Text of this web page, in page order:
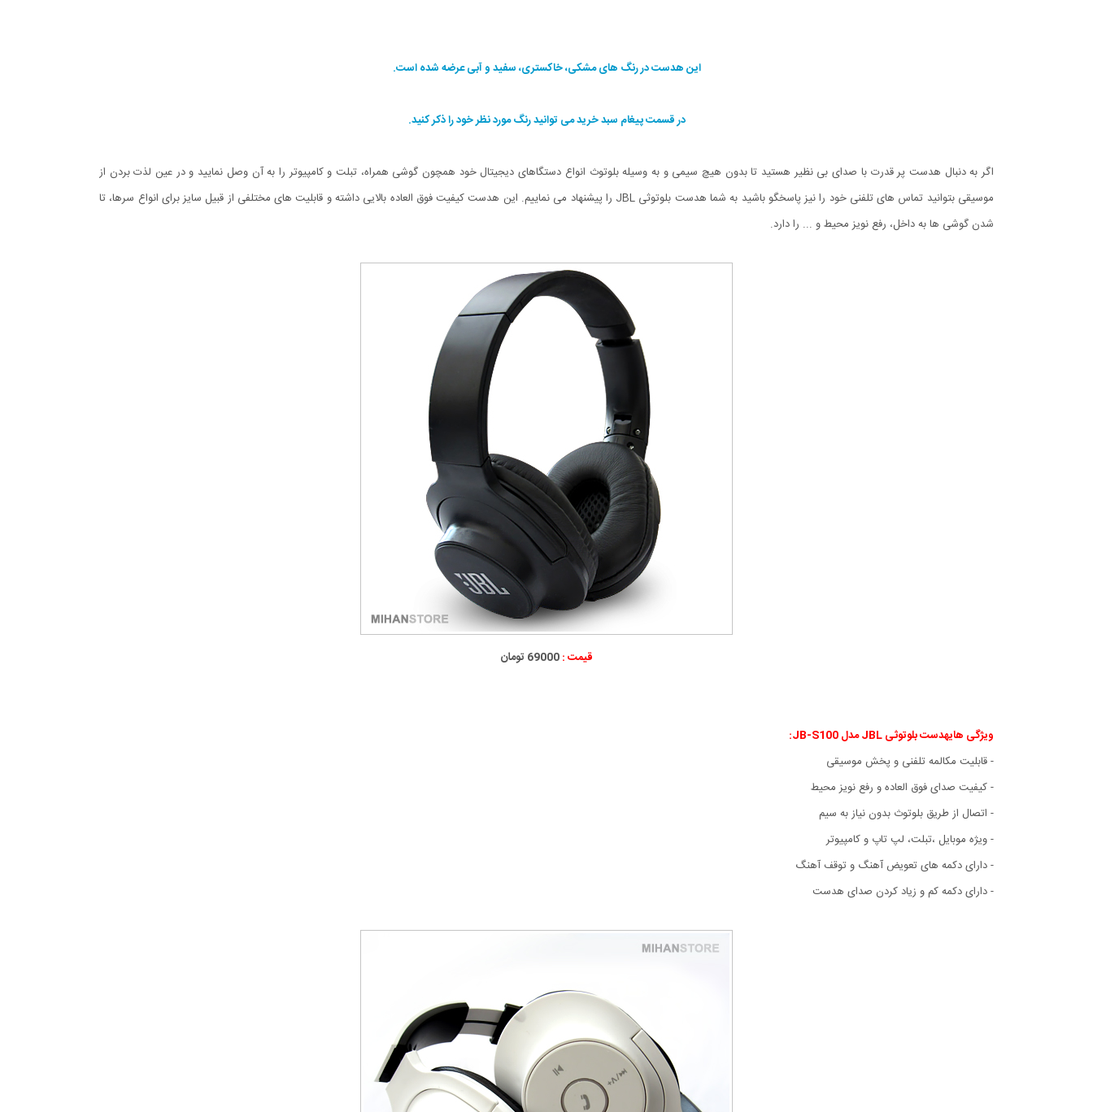
این هدست در رنگ های مشکی، خاکستری، سفید و آبی عرضه شده است.
در قسمت پیغام سبد خرید می توانید رنگ مورد نظر خود را ذکر کنید.
اگر به دنبال هدست پر قدرت با صدای بی نظیر هستید تا بدون هیچ سیمی و به وسیله بلوتوث انواع دستگاهای دیجیتال خود همچون گوشی همراه، تبلت و کامپیوتر را به آن وصل نمایید و در عین لذت بردن از
موسیقی بتوانید تماس های تلفنی خود را نیز پاسخگو باشید به شما هدست بلوتوثی JBL را پیشنهاد می نماییم. این هدست کیفیت فوق العاده بالایی داشته و قابلیت های مختلفی از قبیل سایز برای انواع سرها، تا
شدن گوشی ها به داخل، رفع نویز محیط و ... را دارد.
قیمت :69000 تومان
ویژگی هایهدست بلوتوثی JBL مدل JB-S100:
- قابلیت مکالمه تلفنی و پخش موسیقی
- کیفیت صدای فوق العاده و رفع نویز محیط
- اتصال از طریق بلوتوث بدون نیاز به سیم
- ویژه موبایل ،تبلت، لپ تاپ و کامپیوتر
- دارای دکمه های تعویض آهنگ و توقف آهنگ
- دارای دکمه کم و زیاد کردن صدای هدست